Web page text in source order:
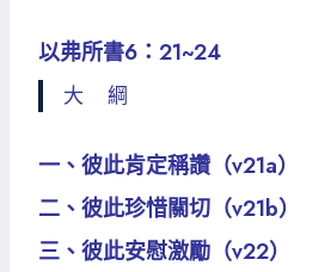
以弗所書6：21~24
大 綱
一、彼此肯定稱讚（v21a）
二、彼此珍惜關切（v21b）
三、彼此安慰激勵（v22）